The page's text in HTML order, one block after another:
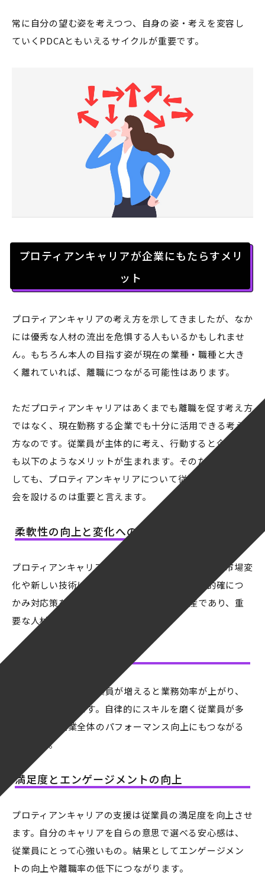
常に自分の望む姿を考えつつ、自身の姿・考えを変容し
ていくPDCAともいえるサイクルが重要です。
プロティアンキャリアが企業にもたらすメリ
ット
プロティアンキャリアの考え方を示してきましたが、なか
には優秀な人材の流出を危惧する人もいるかもしれませ
ん。もちろん本人の目指す姿が現在の業種・職種と大き
く離れていれば、離職につながる可能性はあります。
ただプロティアンキャリアはあくまでも離職を促す考え方
ではなく、現在勤務する企業でも十分に活用できる考え
方なのです。従業員が主体的に考え、行動すると企業に
も以下のようなメリットが生まれます。そのため企業と
しても、プロティアンキャリアについて従業員が考える機
会を設けるのは重要と言えます。
柔軟性の向上と変化への適応力
プロティアンキャリアを意識する従業員は、急速な市場変
化や新しい技術に迅速に適応できます。時流を的確につ
かみ対応策を導き出す力は企業の大きな財産であり、重
要な人材でもあると言えます。
自己成長を目指す従業員が増えると業務効率が上がり、
生産性も向上します。自律的にスキルを磨く従業員が多
い環境は、企業全体のパフォーマンス向上にもつながる
でしょう。
満足度とエンゲージメントの向上
プロティアンキャリアの支援は従業員の満足度を向上させ
ます。自分のキャリアを自らの意思で選べる安心感は、
従業員にとって心強いもの。結果としてエンゲージメン
トの向上や離職率の低下につながります。